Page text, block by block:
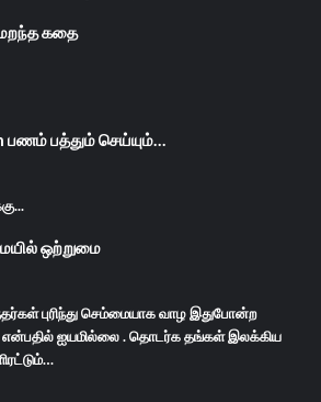
கதை
பணம் பத்தும் செய்யும்…
ஒற்றுமை
புரிந்து செம்மையாக வாழ இதுபோன்ற
என்பதில் ஐயமில்லை . தொடர்க தங்கள் இலக்கிய